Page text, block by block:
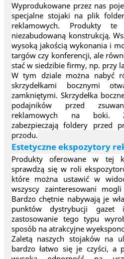
Wyprodukowane przez nas
specjalne stojaki na plik
reklamowych. Produkty
niezabudowaną konstrukcją.
wysoką jakością wykonania i
targów czy konferencji, ale
stać w siedzibie firmy, np. przy
W tym dziale można nabyć
skrzydełkami bocznymi
zamkniętymi. Skrzydełka
podajników przed
reklamowych na boki.
zabezpieczają foldery przed
przodu.
Estetyczne ekspozytory
Produkty oferowane w tej
sprawdzą się w roli
które można ustawić w
wszyscy zainteresowani
Bardzo chętnie nabywają je
punktów dystrybucji gazet
zastosowanie tego typu
sposób na atrakcyjne
Zaletą naszych stojaków na
bardzo łatwo się je czyści, a